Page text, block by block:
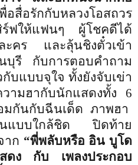
สื่อรักกับหลวงโอสถวร
สิร์ฟให้แฟนๆ ผู้โชคดีได้
ะคร และลุ้นชิงตั๋วเข้า
บุรี กับการตอบคำถาม
บแบบจุใจ ทั้งยังจับเข่า
วามฮากับนักแสดงทั้ง 6
มกันกับฉีนเด็ด ภาพฮา
นแบบใกล้ชิด ปิดท้าย
าก “พี่พลับหรือ อิน บูโด
ดง กับ เพลงประกอบ